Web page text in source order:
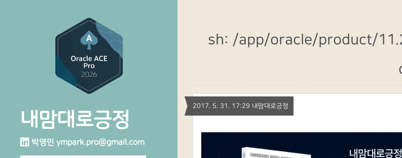
내맘대로긍정
박영민 ympark.pro@gmail.com
sh: /app/oracle/product/
2017. 5. 31. 17:29 내맘대로긍정